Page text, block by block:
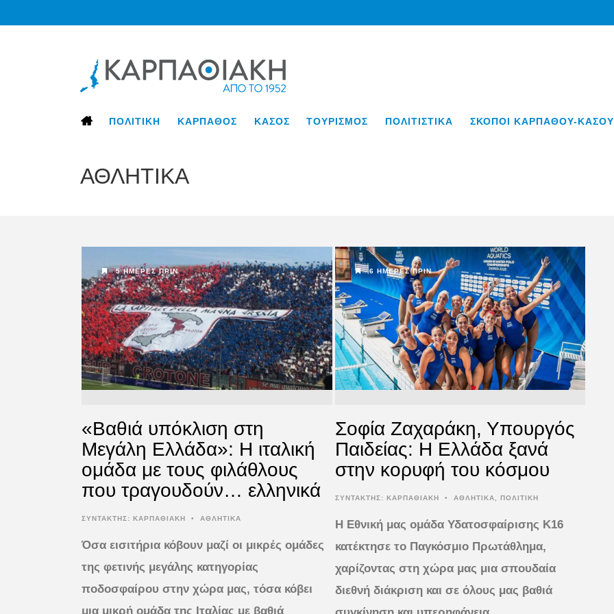
ΠΟΛΙΤΙΚΗ ΚΑΡΠΑΘΟΣ ΚΑΣΟΣ ΤΟΥΡΙΣΜΟΣ ΠΟΛΙΤΙΣΤΙΚΑ ΣΚΟΠΟΙ ΚΑΡΠΑΘΟΥ-ΚΑΣΟΥ
ΑΘΛΗΤΙΚΑ
5 ΗΜΈΡΕΣ ΠΡΙΝ
«Βαθιά υπόκλιση στη
Μεγάλη Ελλάδα»: Η ιταλική
ομάδα με τους φιλάθλους
που τραγουδούν… ελληνικά
ΣΥΝΤΆΚΤΗΣ: ΚΑΡΠΑΘΙΑΚΗ • ΑΘΛΗΤΙΚΑ
Όσα εισιτήρια κόβουν μαζί οι μικρές ομάδες
της φετινής μεγάλης κατηγορίας
ποδοσφαίρου στην χώρα μας, τόσα κόβει
μια μικρή ομάδα της Ιταλίας με βαθιά
6 ΗΜΈΡΕΣ ΠΡΙΝ
Σοφία Ζαχαράκη, Υπουργός
Παιδείας: Η Ελλάδα ξανά
στην κορυφή του κόσμου
ΣΥΝΤΆΚΤΗΣ: ΚΑΡΠΑΘΙΑΚΗ • ΑΘΛΗΤΙΚΑ ΠΟΛΙΤΙΚΗ
Η Εθνική μας ομάδα Υδατοσφαίρισης Κ16
κατέκτησε το Παγκόσμιο Πρωτάθλημα,
χαρίζοντας στη χώρα μας μια σπουδαία
διεθνή διάκριση και σε όλους μας βαθιά